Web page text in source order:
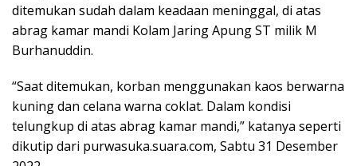
ditemukan sudah dalam keadaan meninggal, di atas
abrag kamar mandi Kolam Jaring Apung ST milik M
Burhanuddin.
“Saat ditemukan, korban menggunakan kaos berwarna
kuning dan celana warna coklat. Dalam kondisi
telungkup di atas abrag kamar mandi,” katanya seperti
dikutip dari purwasuka.suara.com, Sabtu 31 Desember